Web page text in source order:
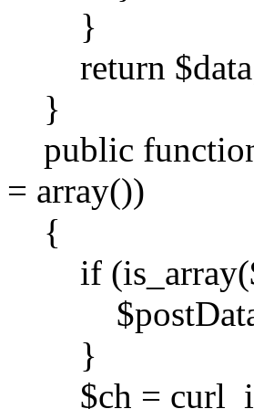
}
return
}
public
= array())
{
if
$postData =
}
$ch =